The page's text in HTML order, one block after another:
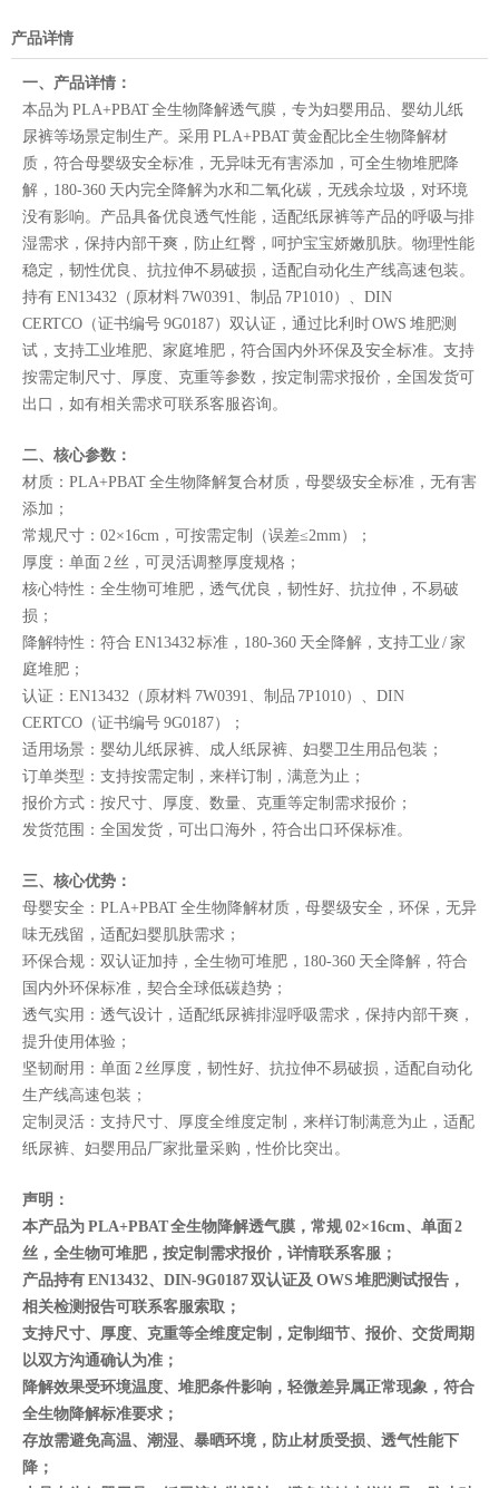
产品详情
一、产品详情：
本品为 PLA+PBAT 全生物降解透气膜，专为妇婴用品、婴幼儿纸
尿裤等场景定制生产。采用 PLA+PBAT 黄金配比全生物降解材
质，符合母婴级安全标准，无异味无有害添加，可全生物堆肥降
解，180-360 天内完全降解为水和二氧化碳，无残余垃圾，对环境
没有影响。产品具备优良透气性能，适配纸尿裤等产品的呼吸与排
湿需求，保持内部干爽，防止红臀，呵护宝宝娇嫩肌肤。物理性能
稳定，韧性优良、抗拉伸不易破损，适配自动化生产线高速包装。
持有 EN13432（原材料 7W0391、制品 7P1010）、DIN
CERTCO（证书编号 9G0187）双认证，通过比利时 OWS 堆肥测
试，支持工业堆肥、家庭堆肥，符合国内外环保及安全标准。支持
按需定制尺寸、厚度、克重等参数，按定制需求报价，全国发货可
出口，如有相关需求可联系客服咨询。
二、核心参数：
材质：PLA+PBAT 全生物降解复合材质，母婴级安全标准，无有害
添加；
常规尺寸：02×16cm，可按需定制（误差≤2mm）；
厚度：单面 2 丝，可灵活调整厚度规格；
核心特性：全生物可堆肥，透气优良，韧性好、抗拉伸，不易破
损；
降解特性：符合 EN13432 标准，180-360 天全降解，支持工业 / 家
庭堆肥；
认证：EN13432（原材料 7W0391、制品 7P1010）、DIN
CERTCO（证书编号 9G0187）；
适用场景：婴幼儿纸尿裤、成人纸尿裤、妇婴卫生用品包装；
订单类型：支持按需定制，来样订制，满意为止；
报价方式：按尺寸、厚度、数量、克重等定制需求报价；
发货范围：全国发货，可出口海外，符合出口环保标准。
三、核心优势：
母婴安全：PLA+PBAT 全生物降解材质，母婴级安全，环保，无异
味无残留，适配妇婴肌肤需求；
环保合规：双认证加持，全生物可堆肥，180-360 天全降解，符合
国内外环保标准，契合全球低碳趋势；
透气实用：透气设计，适配纸尿裤排湿呼吸需求，保持内部干爽，
提升使用体验；
坚韧耐用：单面 2 丝厚度，韧性好、抗拉伸不易破损，适配自动化
生产线高速包装；
定制灵活：支持尺寸、厚度全维度定制，来样订制满意为止，适配
纸尿裤、妇婴用品厂家批量采购，性价比突出。
声明：
本产品为 PLA+PBAT 全生物降解透气膜，常规 02×16cm、单面 2
丝，全生物可堆肥，按定制需求报价，详情联系客服；
产品持有 EN13432、DIN-9G0187 双认证及 OWS 堆肥测试报告，
相关检测报告可联系客服索取；
支持尺寸、厚度、克重等全维度定制，定制细节、报价、交货周期
以双方沟通确认为准；
降解效果受环境温度、堆肥条件影响，轻微差异属正常现象，符合
全生物降解标准要求；
存放需避免高温、潮湿、暴晒环境，防止材质受损、透气性能下
降；